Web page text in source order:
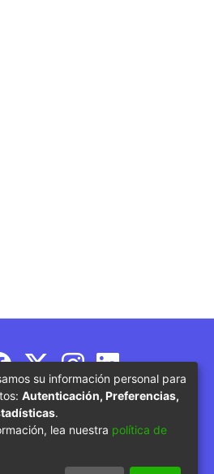
de Educación
su información personal para
Autenticación, Preferencias,
.
lea nuestra política de